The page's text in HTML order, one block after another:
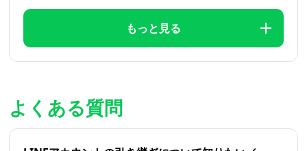
もっと見る
よくある質問